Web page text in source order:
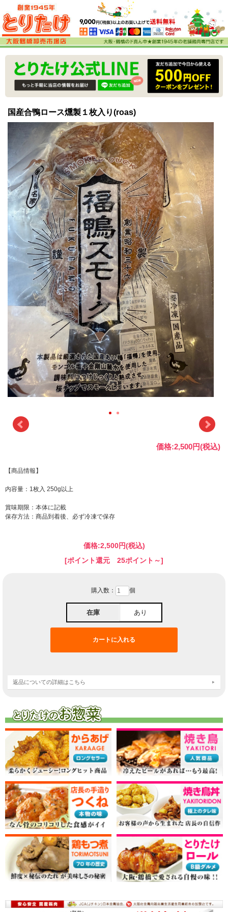
国産合鴨ロース燻製１枚入り(roas)
価格:2,500円(税込)
【商品情報】
内容量：1枚入 250g以上
賞味期限：本体に記載
保存方法：商品到着後、必ず冷凍で保存
価格:2,500円(税込)
[ポイント還元 25ポイント～]
購入数： 個
在庫 あり
返品についての詳細はこちら